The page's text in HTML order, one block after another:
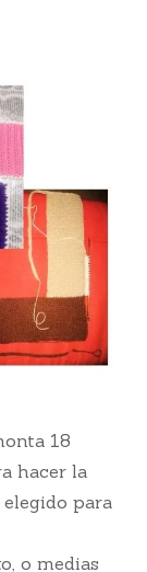
18
hacer la
para
o medias